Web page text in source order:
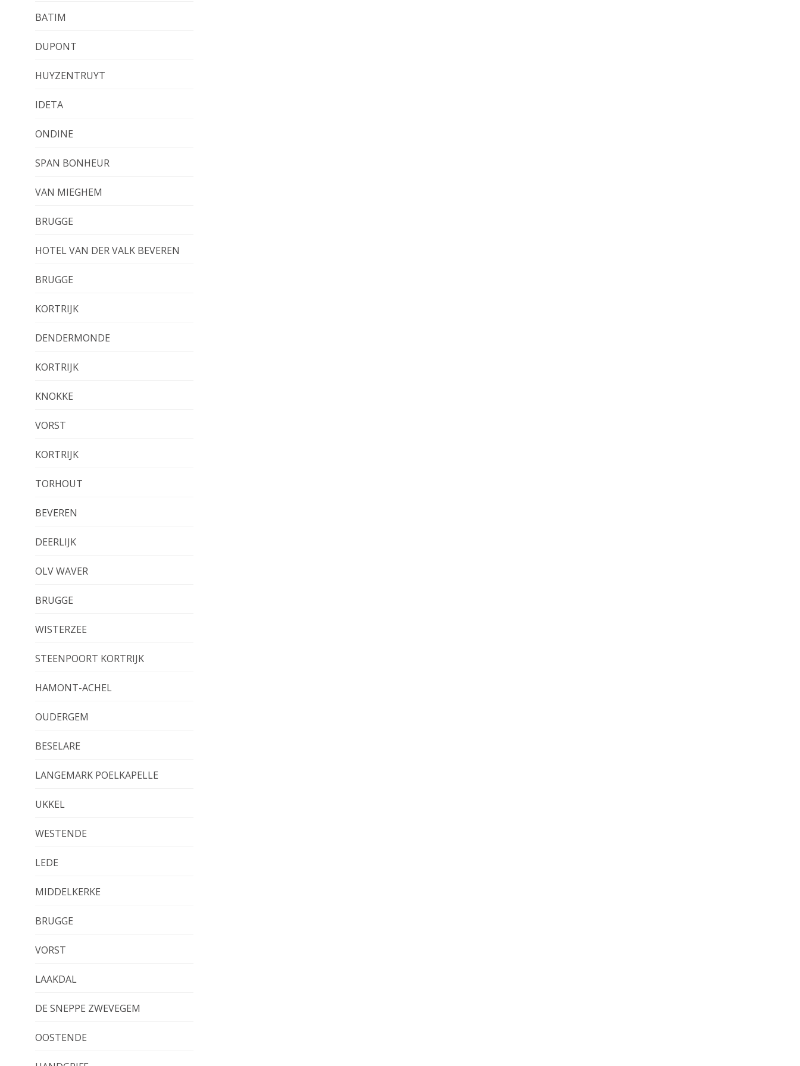
BATIM
DUPONT
HUYZENTRUYT
IDETA
ONDINE
SPAN BONHEUR
VAN MIEGHEM
BRUGGE
HOTEL VAN DER VALK BEVEREN
BRUGGE
KORTRIJK
DENDERMONDE
KORTRIJK
KNOKKE
VORST
KORTRIJK
TORHOUT
BEVEREN
DEERLIJK
OLV WAVER
BRUGGE
WISTERZEE
STEENPOORT KORTRIJK
HAMONT-ACHEL
OUDERGEM
BESELARE
LANGEMARK POELKAPELLE
UKKEL
WESTENDE
LEDE
MIDDELKERKE
BRUGGE
VORST
LAAKDAL
DE SNEPPE ZWEVEGEM
OOSTENDE